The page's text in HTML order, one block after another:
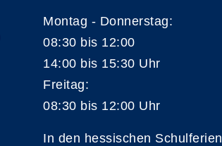
Montag - Donnerstag:
08:30 bis 12:00
14:00 bis 15:30 Uhr
Freitag:
08:30 bis 12:00 Uhr
In den hessischen Schulferien